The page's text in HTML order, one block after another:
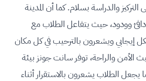
والدراسة بسلام. كما أن المدينة
وودود، حيث يتفاعل الطلاب مع
إيجابي ويشعرون بالترحيب في كل مكان
الأمن والراحة، توفر سانت جونز بيئة
الطلاب يشعرون بالاستقرار أثناء